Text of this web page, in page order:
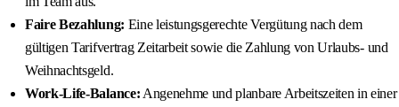
Faire Bezahlung: Eine leistungsgerechte Vergütung nach dem
gültigen Tarifvertrag Zeitarbeit sowie die Zahlung von Urlaubs- und
Weihnachtsgeld.
Work-Life-Balance: Angenehme und planbare Arbeitszeiten in einer